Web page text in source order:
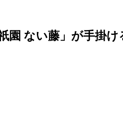
園 ない藤」が手掛